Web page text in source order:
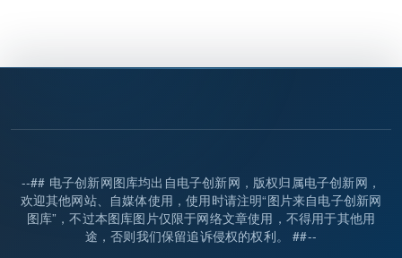
--## 电子创新网图库均出自电子创新网，版权归属电子创新网，
欢迎其他网站、自媒体使用，使用时请注明“图片来自电子创新网
图库”，不过本图库图片仅限于网络文章使用，不得用于其他用
途，否则我们保留追诉侵权的权利。 ##--